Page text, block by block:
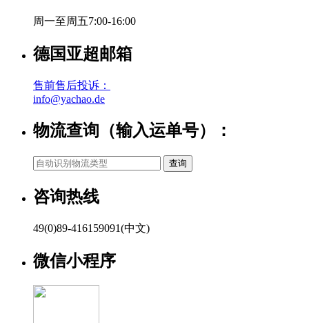
周一至周五7:00-16:00
德国亚超邮箱
售前售后投诉：
info@yachao.de
物流查询（输入运单号）：
咨询热线
49(0)89-416159091(中文)
微信小程序